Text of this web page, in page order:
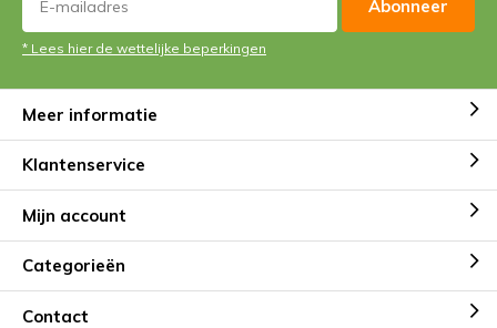
Abonneer
* Lees hier de wettelijke beperkingen
Meer informatie
Klantenservice
Mijn account
Categorieën
Contact